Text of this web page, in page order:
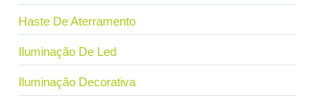
Haste De Aterramento
Iluminação De Led
Iluminação Decorativa